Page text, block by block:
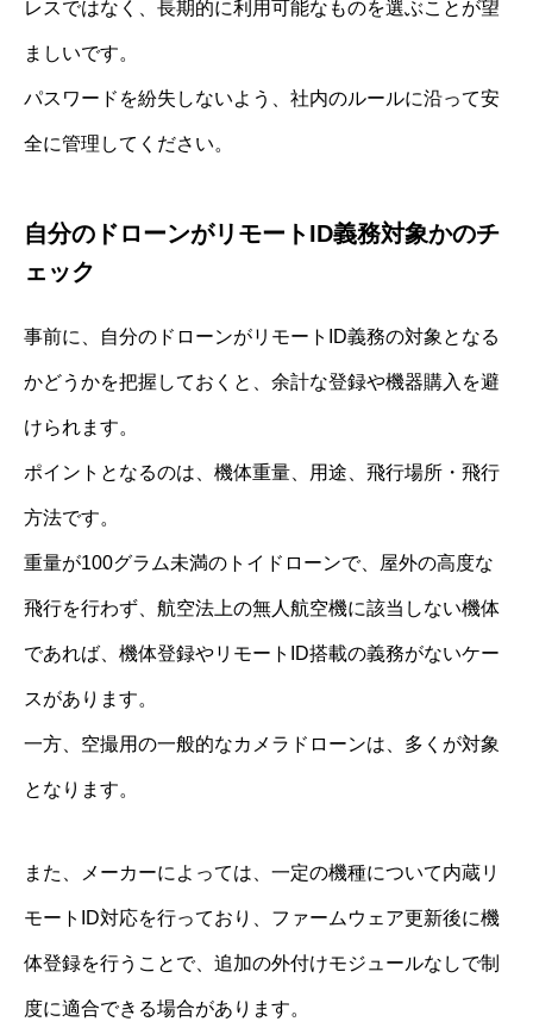
レスではなく、長期的に利用可能なものを選ぶことが望
ましいです。
パスワードを紛失しないよう、社内のルールに沿って安
全に管理してください。
自分のドローンがリモートID義務対象かのチ
ェック
事前に、自分のドローンがリモートID義務の対象となる
かどうかを把握しておくと、余計な登録や機器購入を避
けられます。
ポイントとなるのは、機体重量、用途、飛行場所・飛行
方法です。
重量が100グラム未満のトイドローンで、屋外の高度な
飛行を行わず、航空法上の無人航空機に該当しない機体
であれば、機体登録やリモートID搭載の義務がないケー
スがあります。
一方、空撮用の一般的なカメラドローンは、多くが対象
となります。
また、メーカーによっては、一定の機種について内蔵リ
モートID対応を行っており、ファームウェア更新後に機
体登録を行うことで、追加の外付けモジュールなしで制
度に適合できる場合があります。